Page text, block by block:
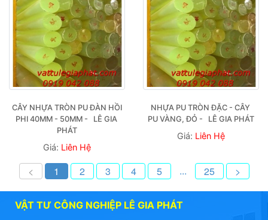
CÂY NHỰA TRÒN PU ĐÀN HỒI
PHI 40MM - 50MM -   LÊ GIA
PHÁT
Giá: Liên Hệ
NHỰA PU TRÒN ĐẶC - CÂY
PU VÀNG, ĐỎ -   LÊ GIA PHÁT
Giá: Liên Hệ
< 1 2 3 4 5 ... 25 >
VẬT TƯ CÔNG NGHIỆP LÊ GIA PHÁT